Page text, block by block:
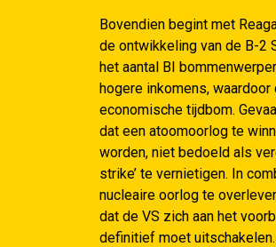
Bovendien begint met
de ontwikkeling van de B-2
het aantal BI
hogere inkomens,
economische tijdbom.
dat een atoomoorlog te
worden, niet bedoeld als
strike’ te vernietigen. In
nucleaire oorlog te
dat de VS zich aan het
definitief moet uitschakelen.